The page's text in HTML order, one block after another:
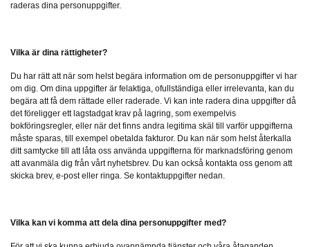
raderas dina personuppgifter.
Vilka är dina rättigheter?
Du har rätt att när som helst begära information om de personuppgifter vi har
om dig. Om dina uppgifter är felaktiga, ofullständiga eller irrelevanta, kan du
begära att få dem rättade eller raderade. Vi kan inte radera dina uppgifter då
det föreligger ett lagstadgat krav på lagring, som exempelvis
bokföringsregler, eller när det finns andra legitima skäl till varför uppgifterna
måste sparas, till exempel obetalda fakturor. Du kan när som helst återkalla
ditt samtycke till att låta oss använda uppgifterna för marknadsföring genom
att avanmäla dig från vårt nyhetsbrev. Du kan också kontakta oss genom att
skicka brev, e-post eller ringa. Se kontaktuppgifter nedan.
Vilka kan vi komma att dela dina personuppgifter med?